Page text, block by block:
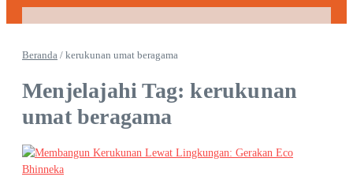
Beranda / kerukunan umat beragama
Menjelajahi Tag: kerukunan
umat beragama